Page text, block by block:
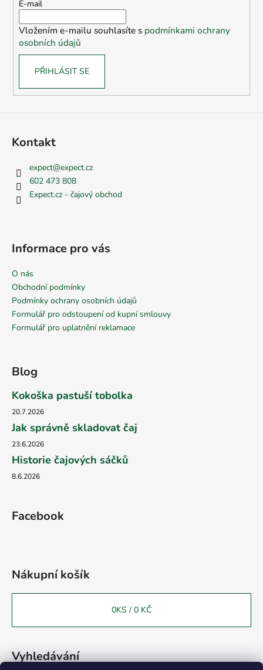
E-mail
Vložením e-mailu souhlasíte s podmínkami ochrany
osobních údajů
PŘIHLÁSIT SE
Kontakt
expect@expect.cz
602 473 808
Expect.cz - čajový obchod
Informace pro vás
O nás
Obchodní podmínky
Podmínky ochrany osobních údajů
Formulář pro odstoupení od kupní smlouvy
Formulář pro uplatnění reklamace
Blog
Kokoška pastuší tobolka
20.7.2026
Jak správně skladovat čaj
23.6.2026
Historie čajových sáčků
8.6.2026
Facebook
Nákupní košík
0KS / 0 KČ
Vyhledávání